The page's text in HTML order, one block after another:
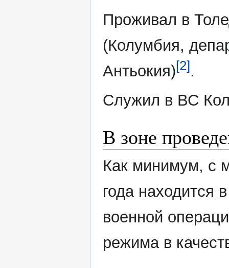
Проживал в
(Колумбия,
Антьокия)[2].
Служил в ВС
В зоне
Как минимум, с
года находится
военной
режима в